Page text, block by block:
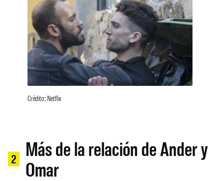
Crédito: Netflix
2
Más de la relación de Ander y
Omar